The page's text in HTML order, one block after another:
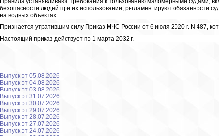
Правила устанавливают требования к пользованию маломерными судами,
безопасности людей при их использовании, регламентируют обязанности
на водных объектах.
Признается утратившим силу Приказ МЧС России от 6 июля 2020 г. N 487,
Настоящий приказ действует по 1 марта 2032 г.
Выпуск от 05.08.2026
Выпуск от 04.08.2026
Выпуск от 03.08.2026
Выпуск от 31.07.2026
Выпуск от 30.07.2026
Выпуск от 29.07.2026
Выпуск от 28.07.2026
Выпуск от 27.07.2026
Выпуск от 24.07.2026